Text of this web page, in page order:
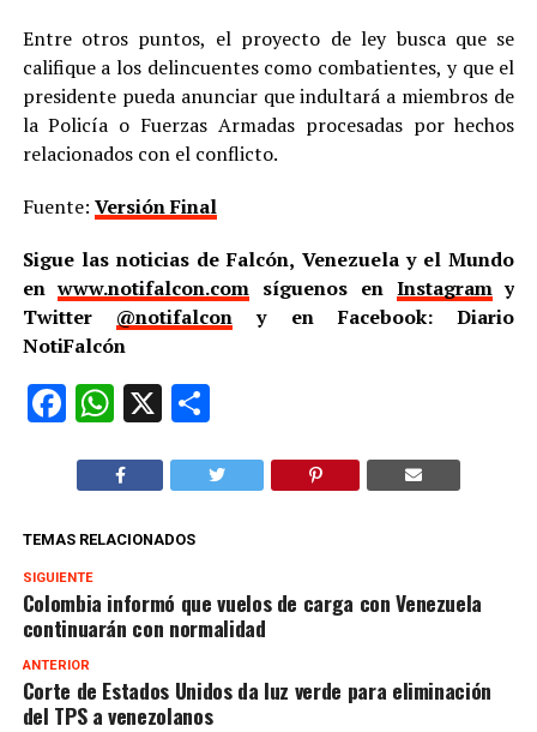
Entre otros puntos, el proyecto de ley busca que se
califique a los delincuentes como combatientes, y que el
presidente pueda anunciar que indultará a miembros de
la Policía o Fuerzas Armadas procesadas por hechos
relacionados con el conflicto.
Fuente: Versión Final
Sigue las noticias de Falcón, Venezuela y el Mundo
enwww.notifalcon.com síguenos en Instagramy
Twitter @notifalcon y en Facebook: Diario
NotiFalcón
Facebook
WhatsApp
X Compartir
TEMAS RELACIONADOS
SIGUIENTE
Colombia informó que vuelos de carga con Venezuela
continuarán con normalidad
ANTERIOR
Corte de Estados Unidos da luz verde para eliminación
del TPS a venezolanos